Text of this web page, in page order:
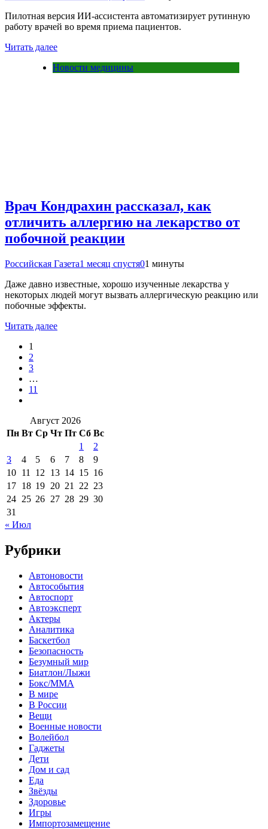
Пилотная версия ИИ-ассистента автоматизирует рутинную
работу врачей во время приема пациентов.
Читать далее
Новости медицины
Врач Кондрахин рассказал, как
отличить аллергию на лекарство от
побочной реакции
Российская Газета1 месяц спустя01 минуты
Даже давно известные, хорошо изученные лекарства у
некоторых людей могут вызвать аллергическую реакцию или
побочные эффекты.
Читать далее
1
2
3
…
11
Август 2026
Пн Вт Ср Чт Пт Сб Вс
1
2
3
4 5 6 7 8
9
10 11 12 13 14 15 16
17 18 19 20 21 22 23
24 25 26 27 28 29 30
31
« Июл
Рубрики
Автоновости
Автособытия
Автоспорт
Автоэксперт
Актеры
Аналитика
Баскетбол
Безопасность
Безумный мир
Биатлон/Лыжи
Бокс/MMA
В мире
В России
Вещи
Военные новости
Волейбол
Гаджеты
Дети
Дом и сад
Еда
Звёзды
Здоровье
Игры
Импортозамещение